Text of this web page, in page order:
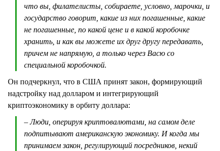
что вы, филателисты, собираете, условно, марочки, и
государство говорит, какие из них погашенные, какие
не погашенные, по какой цене и в какой коробочке
хранить, и как вы можете их друг другу передавать,
причем не напрямую, а только через Васю со
специальной коробочкой.
Он подчеркнул, что в США принят закон, формирующий
надстройку над долларом и интегрирующий
криптоэкономику в орбиту доллара:
– Люди, оперируя криптовалютами, на самом деле
подпитывают американскую экономику. И когда мы
принимаем закон, регулирующий посредников, некий